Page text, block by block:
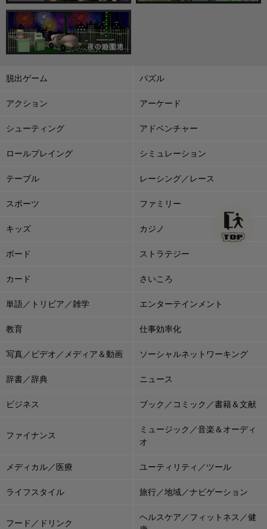
脱出ゲーム パズル
アクション アーケード
シューティング アドベンチャー
ロールプレイング シミュレーション
テーブル レーシング／レース
スポーツ ファミリー
キッズ カジノ
ボード ストラテジー
カード さいころ
単語／トリビア／雑学 エンターテインメント
教育 仕事効率化
写真／ビデオ／メディア＆動画 ソーシャルネットワーキング
辞書／辞典 ニュース
ビジネス ブック／コミック／書籍＆文献
ファイナンス
ミュージック／音楽＆オーディ
オ
メディカル／医療 ユーティリティ／ツール
ライフスタイル 旅行／地域／ナビゲーション
フード／ドリンク
ヘルスケア／フィットネス／健